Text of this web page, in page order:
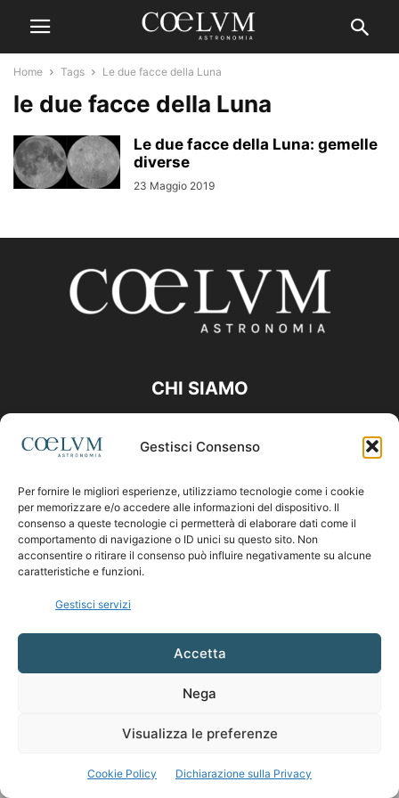
Gestisci Consenso
Per fornire le migliori esperienze, utilizziamo tecnologie come i cookie
per memorizzare e/o accedere alle informazioni del dispositivo. Il
consenso a queste tecnologie ci permetterà di elaborare dati come il
comportamento di navigazione o ID unici su questo sito. Non
acconsentire o ritirare il consenso può influire negativamente su alcune
caratteristiche e funzioni.
Gestisci servizi
Accetta
Nega
Visualizza le preferenze
Cookie Policy Dichiarazione sulla Privacy
Home Tags Le due facce della Luna
le due facce della Luna
Le due facce della Luna: gemelle
diverse
23 Maggio 2019
CHI SIAMO
Contattaci:coelumastro@coelum.com
SEGUICI